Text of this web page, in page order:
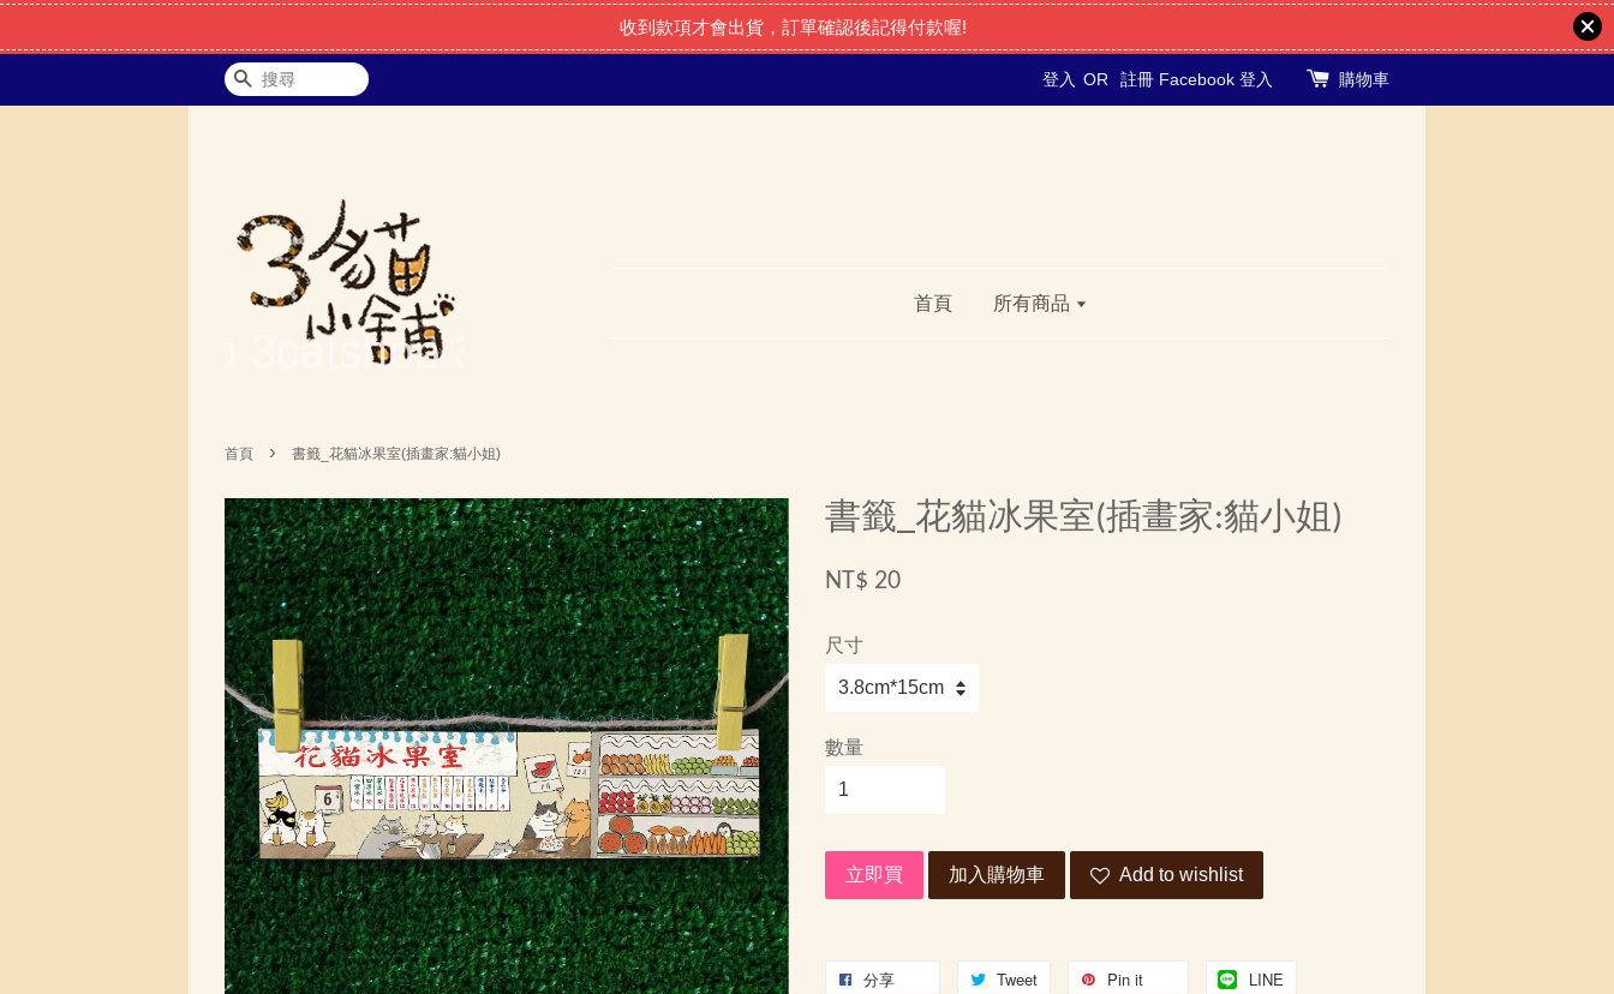
收到款項才會出貨，訂單確認後記得付款喔!
搜尋 登入 OR 註冊 Facebook 登入 購物車
首頁 所有商品
首頁 › 書籤_花貓冰果室(插畫家:貓小姐)
書籤_花貓冰果室(插畫家:貓小姐)
NT$ 20
尺寸
數量
立即買 加入購物車 Add to wishlist
分享 Tweet Pin it LINE